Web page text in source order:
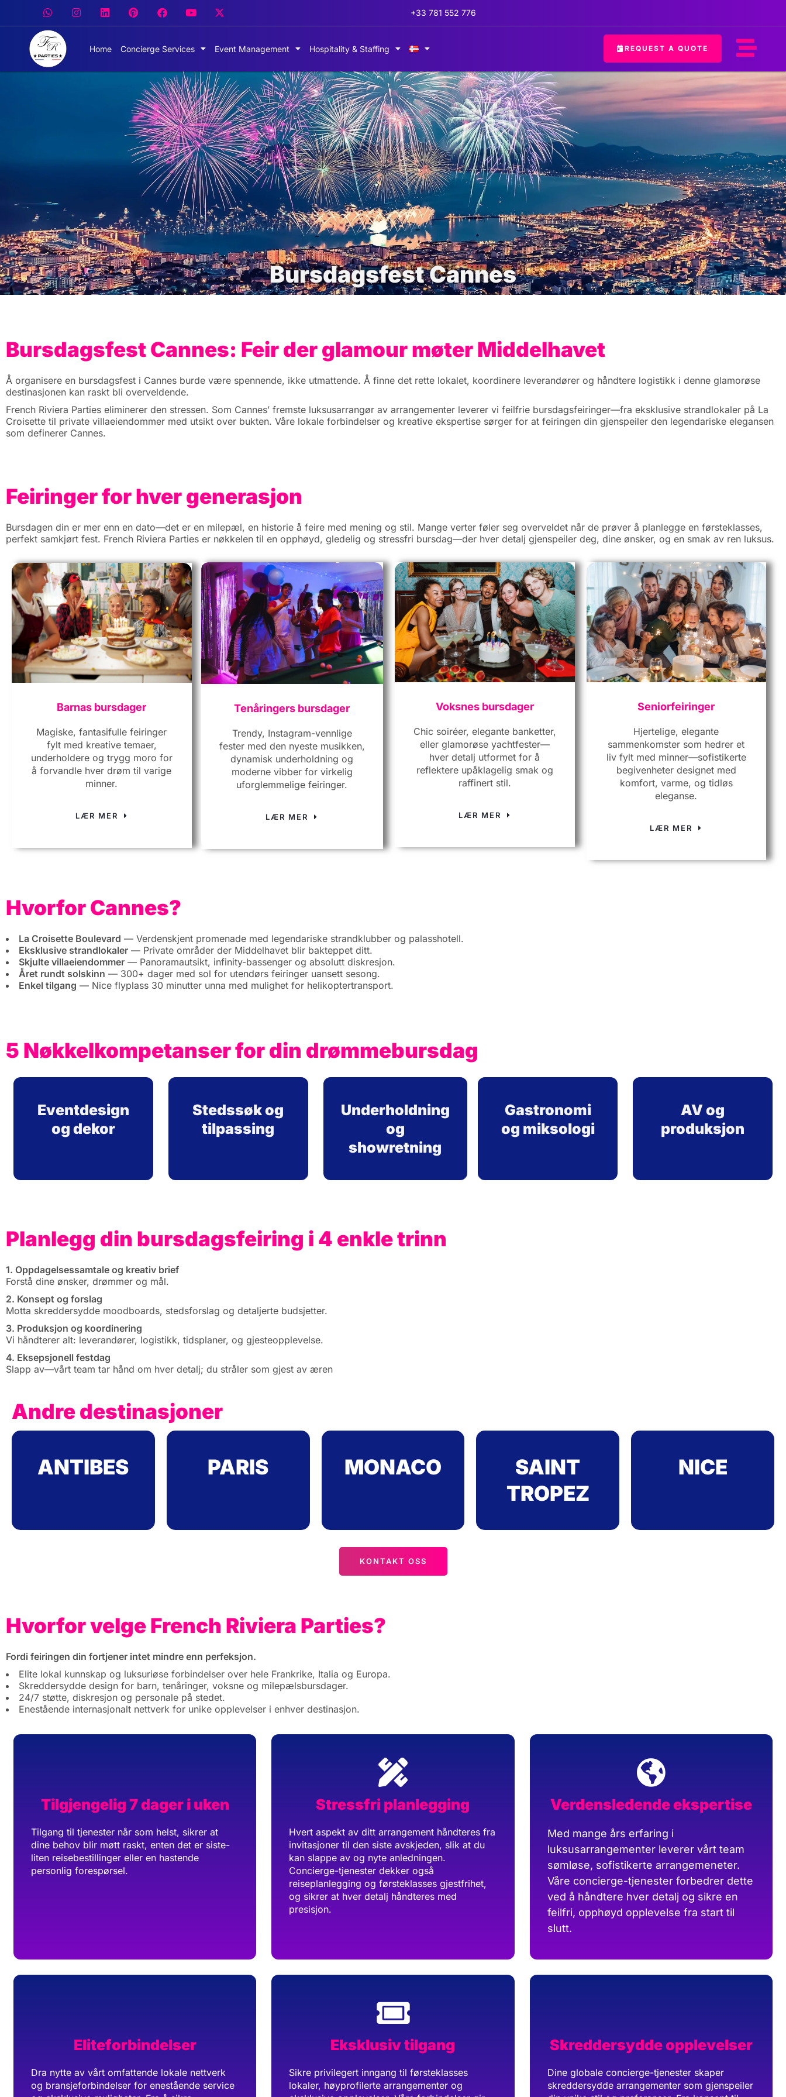
+33 781 552 776
Home Concierge Services Event Management Hospitality & Staffing REQUEST A QUOTE
Bursdagsfest Cannes
Bursdagsfest Cannes: Feir der glamour møter Middelhavet
Å organisere en bursdagsfest i Cannes burde være spennende, ikke utmattende. Å finne det rette lokalet, koordinere leverandører og håndtere logistikk i denne glamorøse
destinasjonen kan raskt bli overveldende.
French Riviera Parties eliminerer den stressen. Som Cannes’ fremste luksusarrangør av arrangementer leverer vi feilfrie bursdagsfeiringer—fra eksklusive strandlokaler på La
Croisette til private villaeiendommer med utsikt over bukten. Våre lokale forbindelser og kreative ekspertise sørger for at feiringen din gjenspeiler den legendariske elegansen
som definerer Cannes.
Feiringer for hver generasjon
Bursdagen din er mer enn en dato—det er en milepæl, en historie å feire med mening og stil. Mange verter føler seg overveldet når de prøver å planlegge en førsteklasses,
perfekt samkjørt fest. French Riviera Parties er nøkkelen til en opphøyd, gledelig og stressfri bursdag—der hver detalj gjenspeiler deg, dine ønsker, og en smak av ren luksus.
Barnas bursdager
Magiske, fantasifulle feiringer
fylt med kreative temaer,
underholdere og trygg moro for
å forvandle hver drøm til varige
minner.
LÆR MER
Tenåringers bursdager
Trendy, Instagram-vennlige
fester med den nyeste musikken,
dynamisk underholdning og
moderne vibber for virkelig
uforglemmelige feiringer.
LÆR MER
Voksnes bursdager
Chic soiréer, elegante banketter,
eller glamorøse yachtfester—
hver detalj utformet for å
reflektere upåklagelig smak og
raffinert stil.
LÆR MER
Seniorfeiringer
Hjertelige, elegante
sammenkomster som hedrer et
liv fylt med minner—sofistikerte
begivenheter designet med
komfort, varme, og tidløs
eleganse.
LÆR MER
Hvorfor Cannes?
La Croisette Boulevard — Verdenskjent promenade med legendariske strandklubber og palasshotell.
Eksklusive strandlokaler — Private områder der Middelhavet blir bakteppet ditt.
Skjulte villaeiendommer — Panoramautsikt, infinity-bassenger og absolutt diskresjon.
Året rundt solskinn — 300+ dager med sol for utendørs feiringer uansett sesong.
Enkel tilgang — Nice flyplass 30 minutter unna med mulighet for helikoptertransport.
5 Nøkkelkompetanser for din drømmebursdag
Eventdesign
og dekor
Stedssøk og
tilpassing
Underholdning
og
showretning
Gastronomi
og miksologi
AV og
produksjon
Planlegg din bursdagsfeiring i 4 enkle trinn
1. Oppdagelsessamtale og kreativ brief
Forstå dine ønsker, drømmer og mål.
2. Konsept og forslag
Motta skreddersydde moodboards, stedsforslag og detaljerte budsjetter.
3. Produksjon og koordinering
Vi håndterer alt: leverandører, logistikk, tidsplaner, og gjesteopplevelse.
4. Eksepsjonell festdag
Slapp av—vårt team tar hånd om hver detalj; du stråler som gjest av æren
Andre destinasjoner
ANTIBES PARIS MONACO
SAINT
TROPEZ
NICE
KONTAKT OSS
Hvorfor velge French Riviera Parties?
Fordi feiringen din fortjener intet mindre enn perfeksjon.
Elite lokal kunnskap og luksuriøse forbindelser over hele Frankrike, Italia og Europa.
Skreddersydde design for barn, tenåringer, voksne og milepælsbursdager.
24/7 støtte, diskresjon og personale på stedet.
Enestående internasjonalt nettverk for unike opplevelser i enhver destinasjon.
Tilgjengelig 7 dager i uken
Tilgang til tjenester når som helst, sikrer at
dine behov blir møtt raskt, enten det er siste-
liten reisebestillinger eller en hastende
personlig forespørsel.
Stressfri planlegging
Hvert aspekt av ditt arrangement håndteres fra
invitasjoner til den siste avskjeden, slik at du
kan slappe av og nyte anledningen.
Concierge-tjenester dekker også
reiseplanlegging og førsteklasses gjestfrihet,
og sikrer at hver detalj håndteres med
presisjon.
Verdensledende ekspertise
Med mange års erfaring i
luksusarrangementer leverer vårt team
sømløse, sofistikerte arrangemeneter.
Våre concierge-tjenester forbedrer dette
ved å håndtere hver detalj og sikre en
feilfri, opphøyd opplevelse fra start til
slutt.
Eliteforbindelser
Dra nytte av vårt omfattende lokale nettverk
og bransjeforbindelser for enestående service
Eksklusiv tilgang
Sikre privilegert inngang til førsteklasses
lokaler, høyprofilerte arrangementer og
Skreddersydde opplevelser
Dine globale concierge-tjenester skaper
skreddersydde arrangementer som gjenspeiler